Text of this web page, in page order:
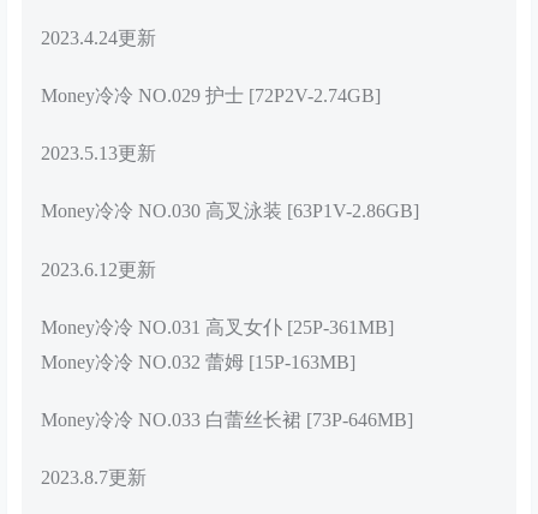
2023.4.24更新
Money冷冷 NO.029 护士 [72P2V-2.74GB]
2023.5.13更新
Money冷冷 NO.030 高叉泳装 [63P1V-2.86GB]
2023.6.12更新
Money冷冷 NO.031 高叉女仆 [25P-361MB]
Money冷冷 NO.032 蕾姆 [15P-163MB]
Money冷冷 NO.033 白蕾丝长裙 [73P-646MB]
2023.8.7更新